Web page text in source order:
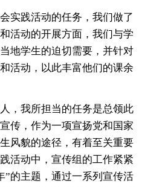
实践活动的任务，我们做了
活动的开展方面，我们与学
地学生的迫切需要，并针对
活动，以此丰富他们的课余
，我所担当的任务是总领此
传，作为一项宣扬党和国家
风貌的途径，有着至关重要
活动中，宣传组的工作紧紧
”的主题，通过一系列宣传活